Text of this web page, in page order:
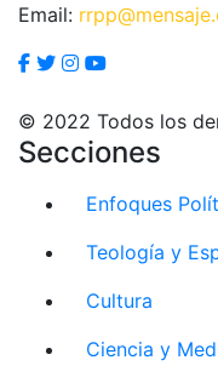
Email:
© 2022 Todos los
Secciones
Enfoques
Teología y
Cultura
Ciencia y